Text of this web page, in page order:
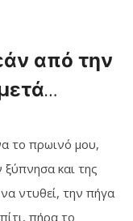
από την
το πρωινό μου,
και της
ντυθεί, την πήγα
πήρα το